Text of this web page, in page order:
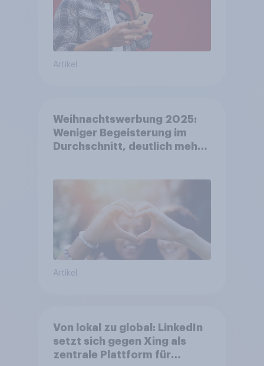
Artikel
Weihnachtswerbung 2025:
Weniger Begeisterung im
Durchschnitt, deutlich mehr
Artikel
Von lokal zu global: LinkedIn
setzt sich gegen Xing als
zentrale Plattform für